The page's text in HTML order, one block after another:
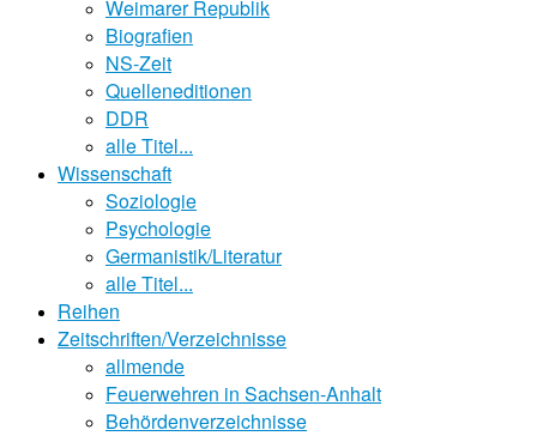
Weimarer Republik
Biografien
NS-Zeit
Quelleneditionen
DDR
alle Titel...
Wissenschaft
Soziologie
Psychologie
Germanistik/Literatur
alle Titel...
Reihen
Zeitschriften/Verzeichnisse
allmende
Feuerwehren in Sachsen-Anhalt
Behördenverzeichnisse